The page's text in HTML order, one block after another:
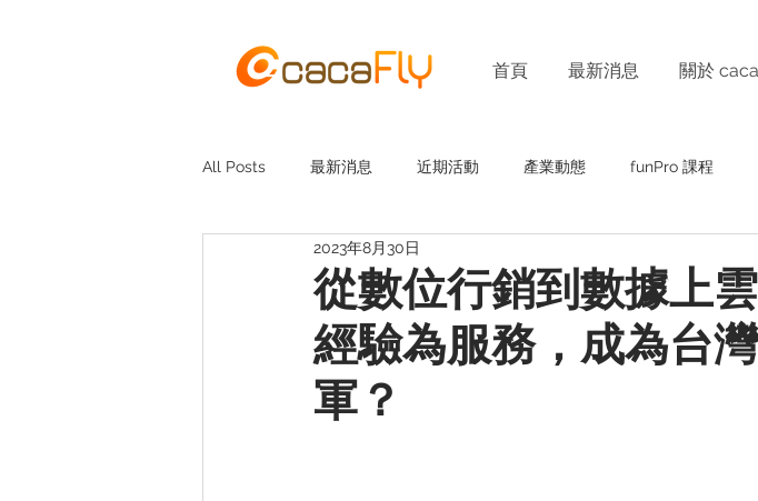
首頁 最新消息 關於
All Posts 最新消息 近期活動 產業動態 funPro 課程
從數位行銷到數據上
經驗為服務，成為台
軍？
2023年8月30日